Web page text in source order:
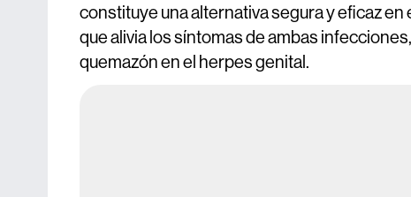
constituye una alternativa segura y eficaz
que alivia los síntomas de ambas
quemazón en el herpes genital.